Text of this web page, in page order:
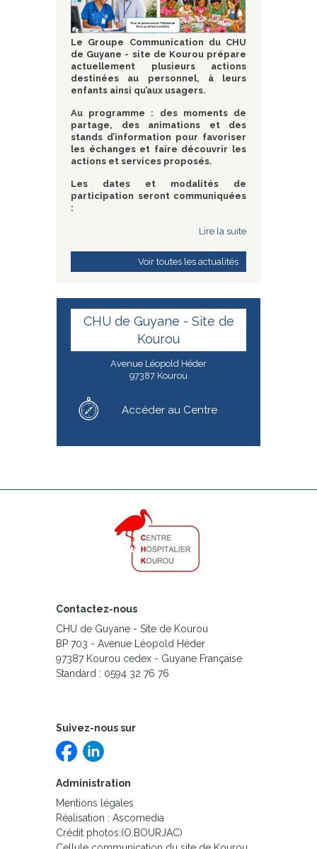
Le Groupe Communication du CHU
de Guyane - site de Kourou prépare
actuellement plusieurs actions
destinées au personnel, à leurs
enfants ainsi qu’aux usagers.
Au programme : des moments de
partage, des animations et des
stands d’information pour favoriser
les échanges et faire découvrir les
actions et services proposés.
Les dates et modalités de
participation seront communiquées
:
Lire la suite
Voir toutes les actualités
CHU de Guyane - Site de
Kourou
Avenue Léopold Héder
97387 Kourou
Accéder au Centre
Contactez-nous
CHU de Guyane - Site de Kourou
BP 703 - Avenue Léopold Héder
97387 Kourou cedex - Guyane Française
Standard : 0594 32 76 76
Suivez-nous sur
Administration
Mentions légales
Réalisation : Ascomedia
Crédit photos:(O.BOURJAC)